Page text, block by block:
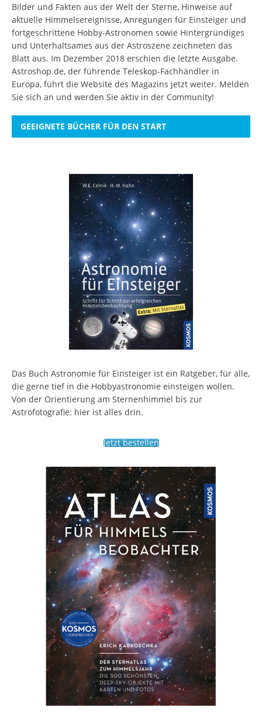
Bilder und Fakten aus der Welt der Sterne, Hinweise auf
aktuelle Himmelsereignisse, Anregungen für Einsteiger und
fortgeschrittene Hobby-Astronomen sowie Hintergründiges
und Unterhaltsames aus der Astroszene zeichneten das
Blatt aus. Im Dezember 2018 erschien die letzte Ausgabe.
Astroshop.de, der führende Teleskop-Fachhändler in
Europa, führt die Website des Magazins jetzt weiter. Melden
Sie sich an und werden Sie aktiv in der Community!
GEEIGNETE BÜCHER FÜR DEN START
Das Buch Astronomie für Einsteiger ist ein Ratgeber, für alle,
die gerne tief in die Hobbyastronomie einsteigen wollen.
Von der Orientierung am Sternenhimmel bis zur
Astrofotografie: hier ist alles drin.
Jetzt bestellen